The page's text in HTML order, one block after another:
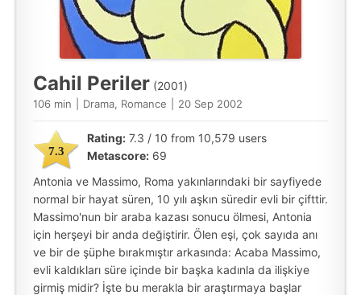
Cahil Periler (2001)
106 min Drama, Romance 20 Sep 2002
7.3
Rating: 7.3 / 10 from 10,579 users
Metascore: 69
Antonia ve Massimo, Roma yakınlarındaki bir sayfiyede
normal bir hayat süren, 10 yılı aşkın süredir evli bir çifttir.
Massimo'nun bir araba kazası sonucu ölmesi, Antonia
için herşeyi bir anda değiştirir. Ölen eşi, çok sayıda anı
ve bir de şüphe bırakmıştır arkasında: Acaba Massimo,
evli kaldıkları süre içinde bir başka kadınla da ilişkiye
girmiş midir? İşte bu merakla bir araştırmaya başlar